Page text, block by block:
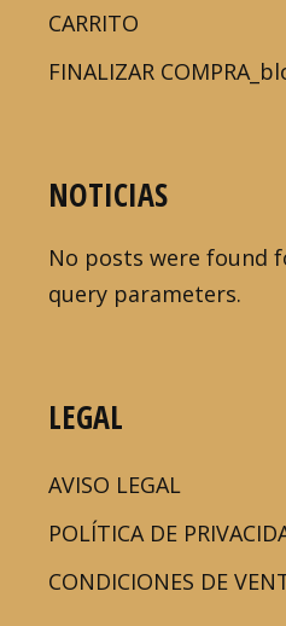
CARRITO
FINALIZAR
NOTICIAS
No posts were found
query parameters.
LEGAL
AVISO LEGAL
POLÍTICA DE
CONDICIONES DE